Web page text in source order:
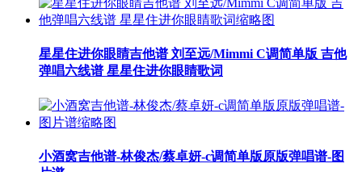
星星住进你眼睛吉他谱 刘至远/Mimmi C调简单版 吉他
弹唱六线谱 星星住进你眼睛歌词
小酒窝吉他谱-林俊杰/蔡卓妍-c调简单版原版弹唱谱-图